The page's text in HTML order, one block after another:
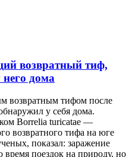
возвратный тиф,
дома
возвратным тифом после
у себя дома.
Borrelia turicatae —
возвратного тифа на юге
показал: заражение
время поездок на природу, но